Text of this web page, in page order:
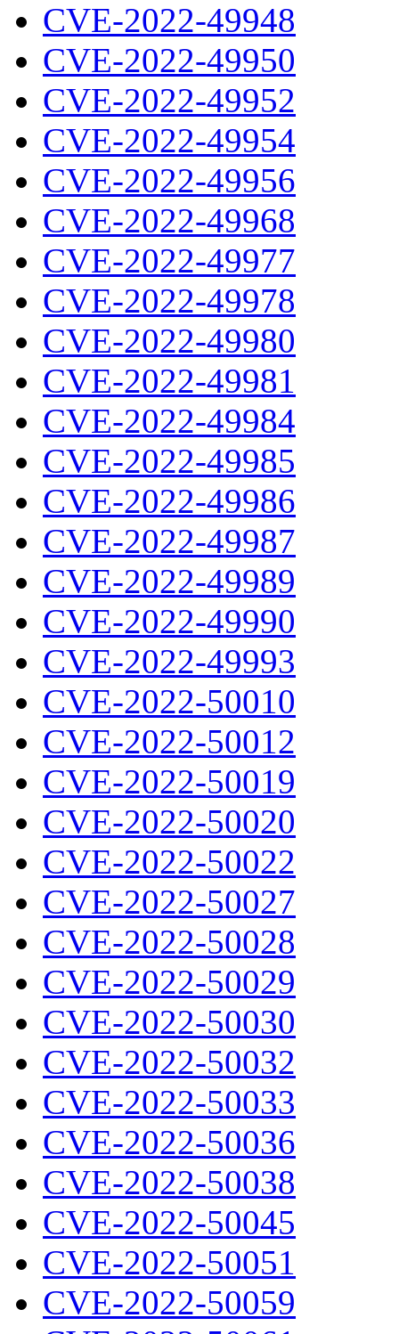
CVE-2022-49948
CVE-2022-49950
CVE-2022-49952
CVE-2022-49954
CVE-2022-49956
CVE-2022-49968
CVE-2022-49977
CVE-2022-49978
CVE-2022-49980
CVE-2022-49981
CVE-2022-49984
CVE-2022-49985
CVE-2022-49986
CVE-2022-49987
CVE-2022-49989
CVE-2022-49990
CVE-2022-49993
CVE-2022-50010
CVE-2022-50012
CVE-2022-50019
CVE-2022-50020
CVE-2022-50022
CVE-2022-50027
CVE-2022-50028
CVE-2022-50029
CVE-2022-50030
CVE-2022-50032
CVE-2022-50033
CVE-2022-50036
CVE-2022-50038
CVE-2022-50045
CVE-2022-50051
CVE-2022-50059